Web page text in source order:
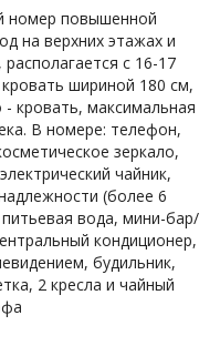
номер повышенной
на верхних этажах и
с 16-17
шириной 180 см,
кровать, максимальная
В номере: телефон,
зеркало,
чайник,
(более 6
вода, мини-бар/
кондиционер,
будильник,
2 кресла и чайный